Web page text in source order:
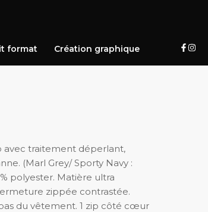
format Création graphique
avec traitement déperlant,
(Marl Grey/ Sporty Navy :
polyester. Matière ultra
zippée contrastée.
du vêtement. 1 zip côté cœur